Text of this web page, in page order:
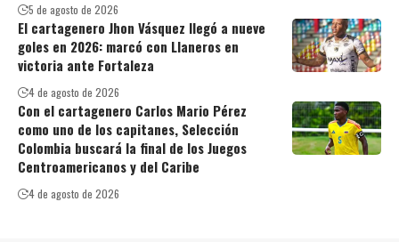
5 de agosto de 2026
El cartagenero Jhon Vásquez llegó a nueve
goles en 2026: marcó con Llaneros en
victoria ante Fortaleza
4 de agosto de 2026
Con el cartagenero Carlos Mario Pérez
como uno de los capitanes, Selección
Colombia buscará la final de los Juegos
Centroamericanos y del Caribe
4 de agosto de 2026